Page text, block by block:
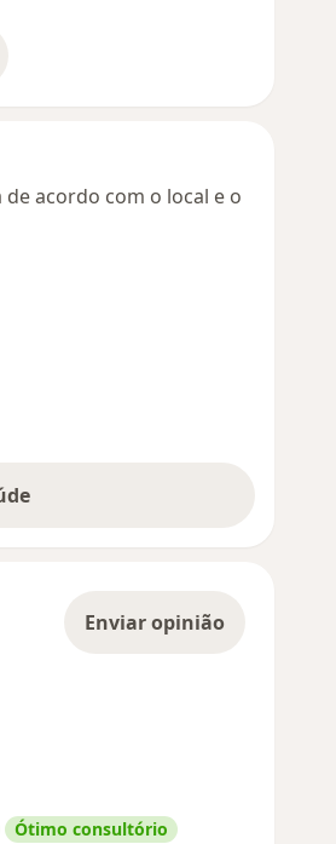
acordo com o local e o
Enviar opinião
Ótimo consultório